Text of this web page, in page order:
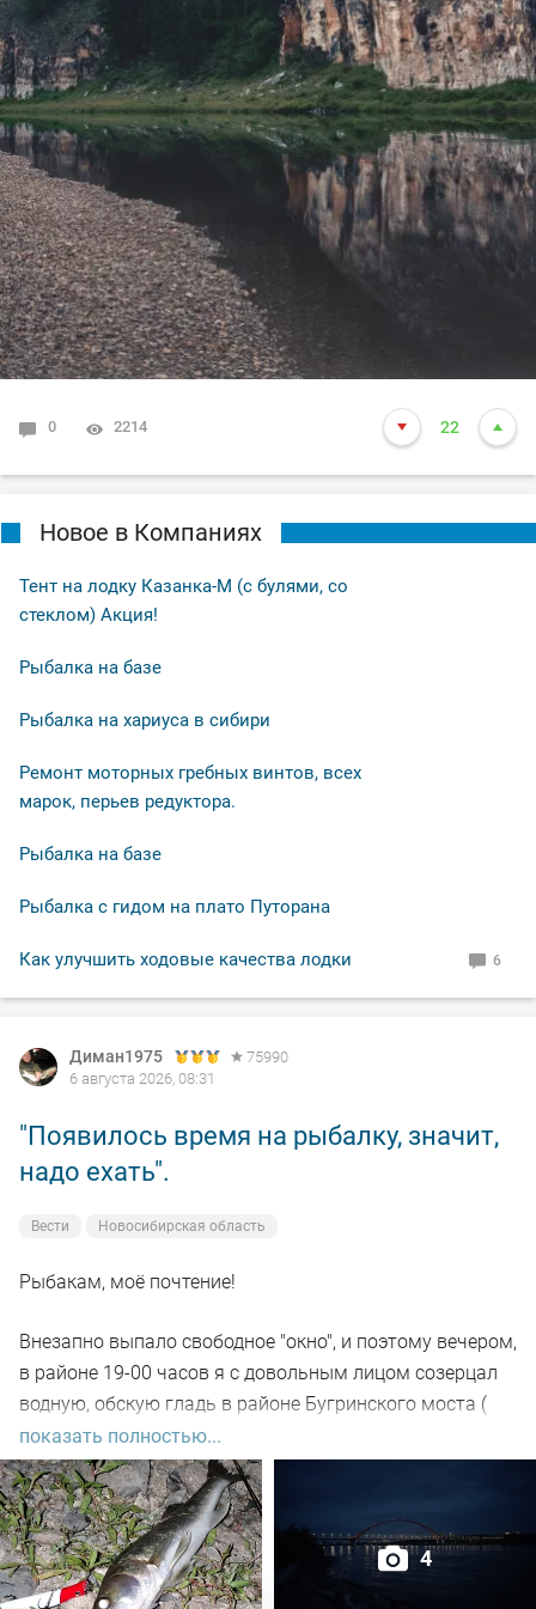
0 2214 22
Новое в Компаниях
Тент на лодку Казанка-М (с булями, со
стеклом) Акция!
Рыбалка на базе
Рыбалка на хариуса в сибири
Ремонт моторных гребных винтов, всех
марок, перьев редуктора.
Рыбалка на базе
Рыбалка с гидом на плато Путорана
Как улучшить ходовые качества лодки 6
Диман1975
75990
6 августа 2026, 08:31
"Появилось время на рыбалку, значит,
надо ехать".
Вести Новосибирская область
Рыбакам, моё почтение!
Внезапно выпало свободное "окно", и поэтому вечером,
в районе 19-00 часов я с довольным лицом созерцал
водную, обскую гладь в районе Бугринского моста (
правый берег).
Отдыхающего люда просто тьма, и на берегу ,и на
воде. Сапы, катера, гидроциклы всяких мастей
поднимали нехилую волну до самой темноты.
показать полностью...
4